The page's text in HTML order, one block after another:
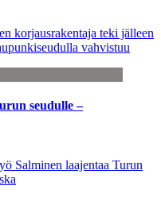
korjausrakentaja teki jälleen
vahvistuu
seudulle –
Salminen laajentaa Turun